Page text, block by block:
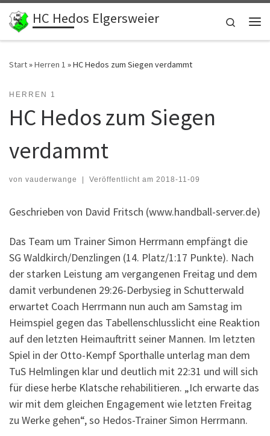
Zum Inhalt springen
HC Hedos Elgersweier
Search
Start»Herren 1 »HC Hedos zum Siegen verdammt
HERREN 1
HC Hedos zum Siegen
verdammt
von vauderwange | Veröffentlicht am 2018-11-09
Geschrieben von David Fritsch (www.handball-server.de)
Das Team um Trainer Simon Herrmann empfängt die
SG Waldkirch/Denzlingen (14. Platz/1:17 Punkte). Nach
der starken Leistung am vergangenen Freitag und dem
damit verbundenen 29:26-Derbysieg in Schutterwald
erwartet Coach Herrmann nun auch am Samstag im
Heimspiel gegen das Tabellenschlusslicht eine Reaktion
auf den letzten Heimauftritt seiner Mannen. Im letzten
Spiel in der Otto-Kempf Sporthalle unterlag man dem
TuS Helmlingen klar und deutlich mit 22:31 und will sich
für diese herbe Klatsche rehabilitieren. „Ich erwarte das
wir mit dem gleichen Engagement wie letzten Freitag
zu Werke gehen“, so Hedos-Trainer Simon Herrmann.